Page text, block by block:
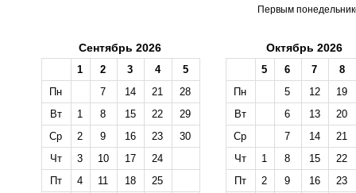
Первым
Сентябрь 2026
1 2 3 4
5
Пн
7 14 21
28
Вт
1 8 15 22
29
Ср
2 9 16 23
30
Чт
3 10 17
24
Пт
4 11 18
25
Октябрь 2026
5 6 7
8
Пн
5 12
19
Вт
6 13
20
Ср
7 14
21
Чт
1 8 15
22
Пт
2 9 16
23